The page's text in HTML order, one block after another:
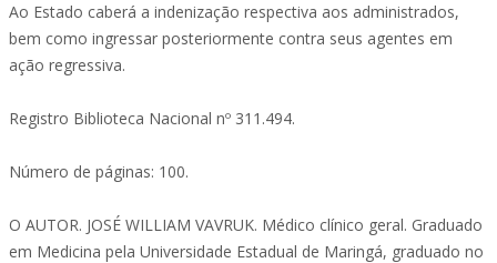
Ao Estado caberá a indenização respectiva aos administrados,
bem como ingressar posteriormente contra seus agentes em
ação regressiva.
Registro Biblioteca Nacional nº 311.494.
Número de páginas: 100.
O AUTOR. JOSÉ WILLIAM VAVRUK. Médico clínico geral. Graduado
em Medicina pela Universidade Estadual de Maringá, graduado no